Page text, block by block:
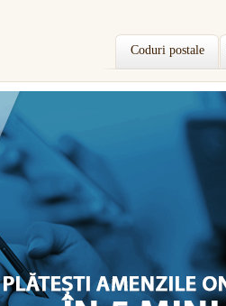
Coduri postale